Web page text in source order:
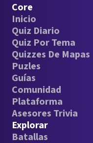
Core
Inicio
Quiz Diario
Quiz Por Tema
Quizzes De Mapas
Puzles
Guías
Comunidad
Plataforma
Asesores Trivia
Explorar
Batallas